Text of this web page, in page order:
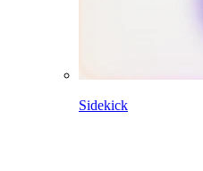
Sidekick